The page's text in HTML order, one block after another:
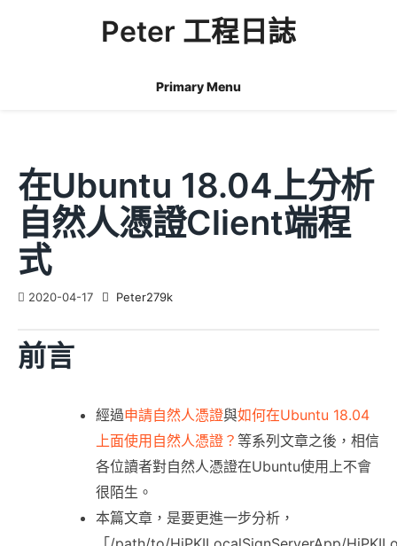
Peter 工程日誌
Primary Menu
在Ubuntu 18.04上分析
自然人憑證client端程
式
2020-04-17 Peter279k
前言
經過申請自然人憑證與如何在Ubuntu 18.04
上面使用自然人憑證？ 等系列文章之後，相信
各位讀者對自然人憑證在Ubuntu使用上不會
很陌生。
本篇文章，是要更進一步分析，